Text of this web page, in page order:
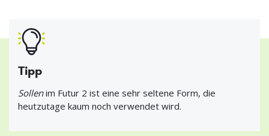
Tipp
Sollenim Futur 2 ist eine sehr seltene Form, die
heutzutage kaum noch verwendet wird.